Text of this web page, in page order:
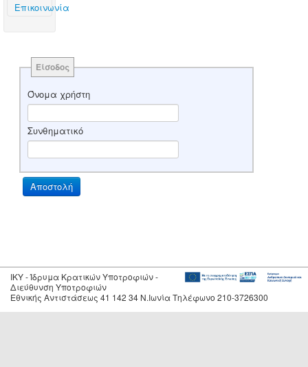
Επικοινωνία
Είσοδος
Όνομα χρήστη
Συνθηματικό
IKY - Ίδρυμα Κρατικών Υποτροφιών -
Διεύθυνση Υποτροφιών
Εθνικής Αντιστάσεως 41 142 34 Ν.Ιωνία Τηλέφωνο 210-3726300